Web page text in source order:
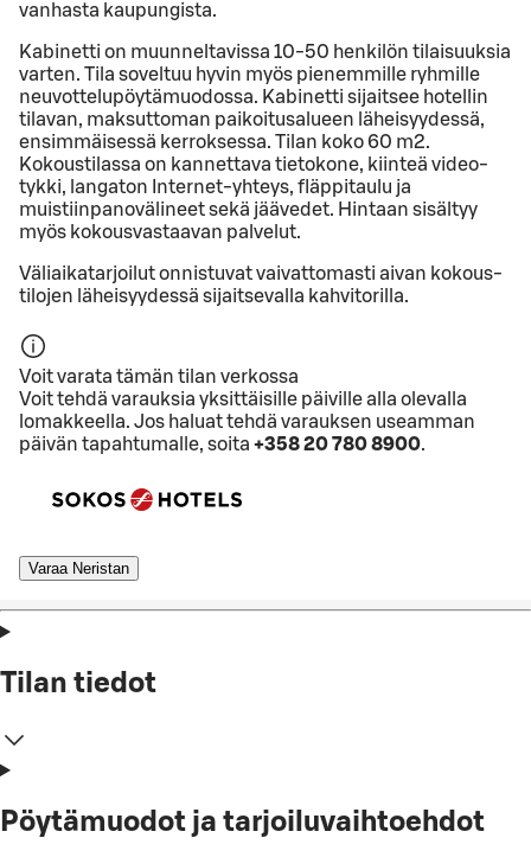
vanhasta kaupungista.
Ka­bi­net­ti on muun­nel­ta­vis­sa 10-50 hen­ki­lön ti­lai­suuk­sia
var­ten. Tila so­vel­tuu hyvin myös pie­nem­mil­le ryh­mil­le
neu­vot­te­lu­pöy­tä­muo­dos­sa. Ka­bi­net­ti si­jait­see ho­tel­lin
ti­la­van, mak­sut­to­man pai­koi­tusa­lu­een lä­hei­syy­des­sä,
en­sim­mäi­ses­sä ker­rok­ses­sa. Tilan koko 60 m2.
Ko­kous­ti­lassa on kan­net­ta­va tie­to­ko­ne, kiin­teä vi­deo­
tyk­ki, lan­ga­ton In­ter­net-yh­teys, fläppitaulu ja
muistiinpanovälineet sekä jää­ve­det. Hin­taan si­säl­tyy
myös kokousvastaavan pal­ve­lut.
Vä­liai­ka­tar­joi­lut on­nis­tu­vat vai­vat­to­mas­ti aivan ko­kous­
ti­lo­jen lä­hei­syy­des­sä si­jait­se­val­la kah­vi­to­ril­la.
Voit varata tämän tilan verkossa
Voit tehdä varauksia yksittäisille päiville alla olevalla
lomakkeella. Jos haluat tehdä varauksen useamman
päivän tapahtumalle, soita +358 20 780 8900.
Varaa Neristan
Tilan tiedot
Pöytämuodot ja tarjoiluvaihtoehdot